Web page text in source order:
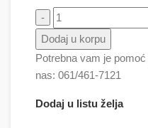
Inspektor Kluzo količina
Dodaj u korpu
Potrebna vam je
nas: 061/461-7121
Dodaj u listu želja